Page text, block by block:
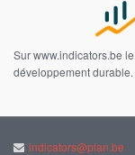
Sur www.indicators.be
développement durable.
indicators@plan.be